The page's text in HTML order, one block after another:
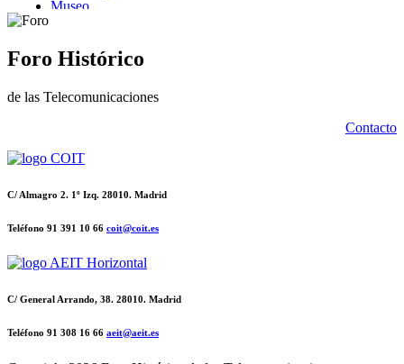
Foro Histórico
de las Telecomunicaciones
Contacto
C/ Almagro 2. 1º Izq. 28010. Madrid
Teléfono 91 391 10 66 coit@coit.es
C/ General Arrando, 38. 28010. Madrid
Teléfono 91 308 16 66 aeit@aeit.es